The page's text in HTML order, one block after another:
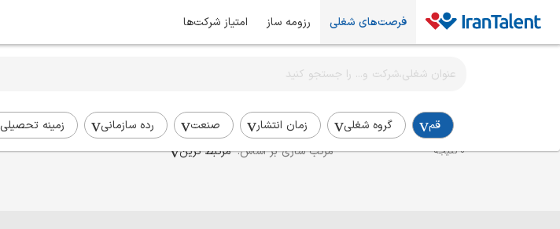
فرصت‌های شغلی رزومه ساز امتیاز شرکت‌ها
قم گروه شغلی زمان انتشار صنعت رده سازمانی زمینه تحصیلی
اطلاع‌رسانی شغلی را برای این جستجو فعال کنید
استخدام مدیر کمپین در قم
0 نتیجه مرتب سازی بر اساس: مرتبط ترین